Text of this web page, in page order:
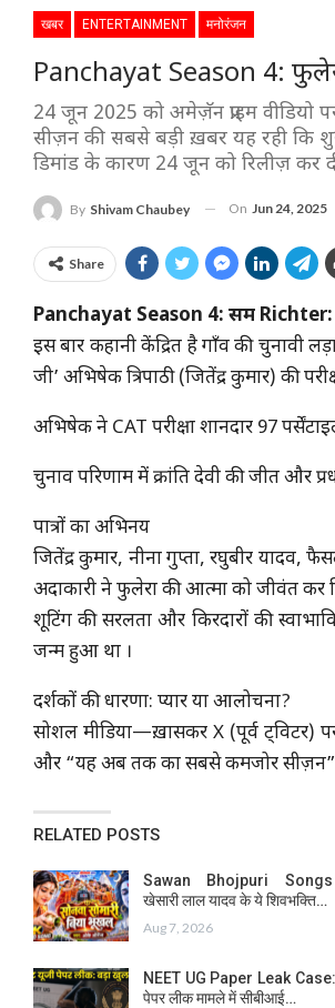
खबर ENTERTAINMENT मनोरंजन
Panchayat Season 4:
24 जून 2025 को अमेज़ॅन प्राइम वीडियो
सीज़न की सबसे बड़ी ख़बर यह रही कि
डिमांड के कारण 24 जून को रिलीज़ कर
By Shivam Chaubey On Jun 24, 2025
Share
Panchayat Season 4: सम
इस बार कहानी केंद्रित है गाँव की चुनावी
जी’ अभिषेक त्रिपाठी (जितेंद्र कुमार) की
अभिषेक ने CAT परीक्षा शानदार 97
चुनाव परिणाम में क्रांति देवी की जीत और
पात्रों का अभिनय
जितेंद्र कुमार, नीना गुप्ता, रघुबीर
अदाकारी ने फुलेरा की आत्मा को जीवंत कर
शूटिंग की सरलता और किरदारों की
जन्म हुआ था ।
दर्शकों की धारणा: प्यार या आलोचना?
सोशल मीडिया—ख़ासकर X (पूर्व ट्विटर)
और “यह अब तक का सबसे कमजोर
RELATED POSTS
Sawan Bhojpuri
खेसारी लाल यादव के ये शिवभक्ति…
Aug 7, 2026
NEET UG Paper Leak
पेपर लीक मामले में सीबीआई…